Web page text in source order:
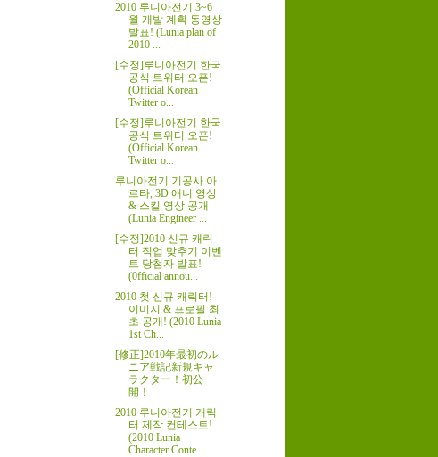
2010 루니아전기 3~6
월 개발 계획 동영상
발표! (Lunia plan of
2010 ...
[수정]루니아전기 한국
공식 트위터 오픈!
(Official Korean
Twitter o...
[수정]루니아전기 한국
공식 트위터 오픈!
(Official Korean
Twitter o...
루니아전기 기공사 아
르타, 3D 애니 영상
& 스킬 영상 공개
(Lunia Engineer ...
[수정]2010 신규 캐릭
터 직업 맞추기 이벤
트 당첨자 발표!
(0fficial annou...
2010 첫 신규 캐릭터!
이미지 & 프로필 최
초 공개! (2010 Lunia
1st Ch...
[修正]2010年最初のル
ニア戦記新規キャ
ラクター！初公
開！
2010 루니아전기 캐릭
터 제작 컨테스트!
(2010 Lunia
Character Conte...